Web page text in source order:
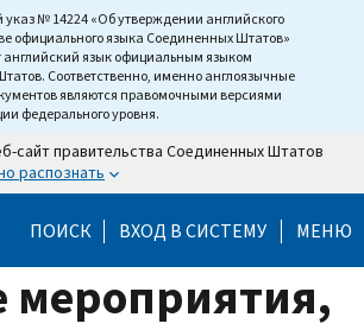
указ № 14224 «Об утверждении английского
официального языка Соединенных Штатов»
английский язык официальным языком
Соответственно, именно англоязычные
являются правомочными версиями
федерального уровня.
сайт правительства Соединенных Штатов
распознать
ПОИСК ВХОД В СИСТЕМУ МЕНЮ
мероприятия,